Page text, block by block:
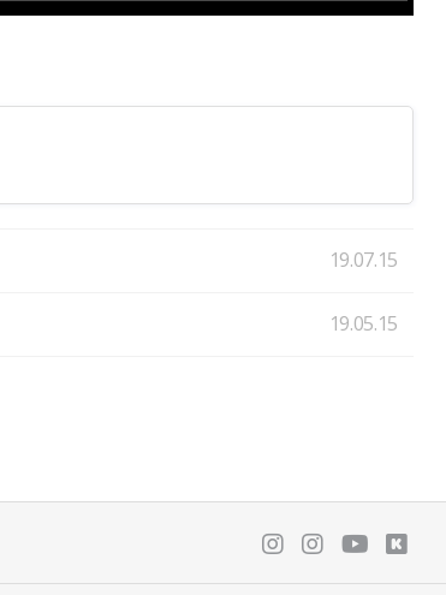
19.07.15
19.05.15